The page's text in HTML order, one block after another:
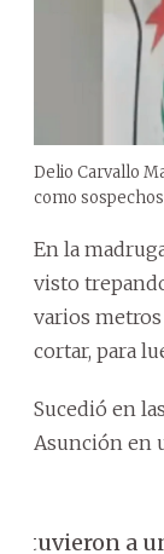
Delio Carvallo
como
En la
visto
varios
cortar, para
Sucedió en
Asunción en
a